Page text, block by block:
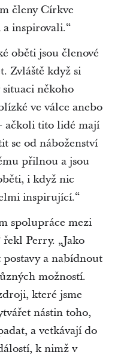
členy Církve
inspirovali.“
oběti jsou členové
Zvláště když si
situaci někoho
ve válce anebo
ačkoli tito lidé mají
se od náboženství
přilnou a jsou
i když nic
inspirující.“
spolupráce mezi
Perry. „Jako
a nabídnout
možností.
které jsme
nástin toho,
a vetkávají do
k nimž v